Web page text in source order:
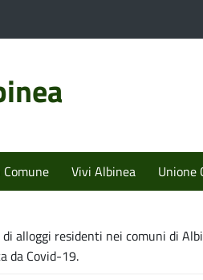
Vivi Albinea Unione
residenti nei comuni di
da Covid-19.